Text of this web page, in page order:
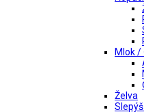
Mlok /
Želva